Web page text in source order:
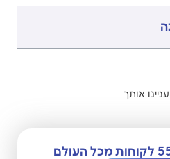
אותך